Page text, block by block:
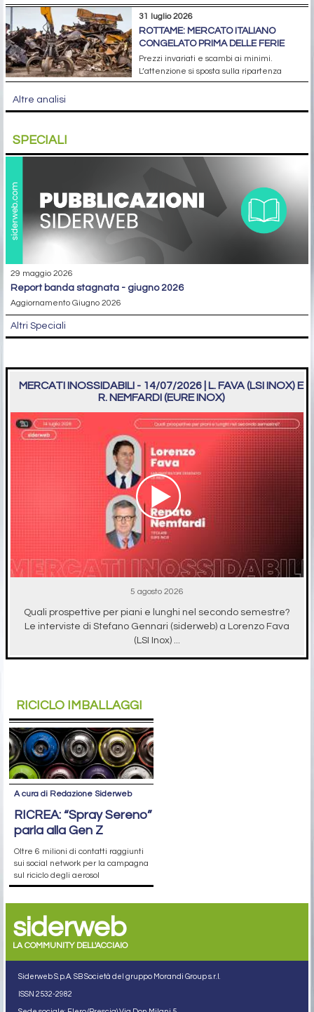
31 luglio 2026
ROTTAME: MERCATO ITALIANO
CONGELATO PRIMA DELLE FERIE
Prezzi invariati e scambi ai minimi.
L’attenzione si sposta sulla ripartenza
Altre analisi
SPECIALI
29 maggio 2026
report banda stagnata - giugno 2026
Aggiornamento Giugno 2026
Altri Speciali
MERCATI INOSSIDABILI - 14/07/2026 | L. FAVA (LSI INOX) E
R. NEMFARDI (EURE INOX)
5 agosto 2026
Quali prospettive per piani e lunghi nel secondo semestre?
Le interviste di Stefano Gennari (siderweb) a Lorenzo Fava
(LSI Inox) ...
RICICLO IMBALLAGGI
A cura di Redazione Siderweb
RICREA: “Spray Sereno”
parla alla Gen Z
Oltre 6 milioni di contatti raggiunti
sui social network per la campagna
sul riciclo degli aerosol
siderweb
LA COMMUNITY DELL'ACCIAIO
Siderweb S.p.A. SB Società del gruppo Morandi Group s.r.l.
ISSN 2532-2982